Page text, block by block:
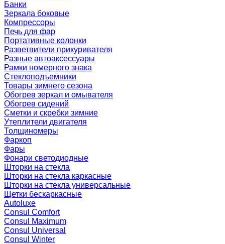
Банки
Зеркала боковые
Компрессоры
Печь для фар
Портативные колонки
Разветвители прикуривателя
Разные автоаксессуары
Рамки номерного знака
Стеклоподъемники
Товары зимнего сезона
Обогрев зеркал и омывателя
Обогрев сидений
Сметки и скребки зимние
Утеплители двигателя
Толщиномеры
Фаркоп
Фары
Фонари светодиодные
Шторки на стекла
Шторки на стекла каркасные
Шторки на стекла универсальные
Щетки бескаркасные
Autoluxe
Consul Comfort
Consul Maximum
Consul Universal
Consul Winter